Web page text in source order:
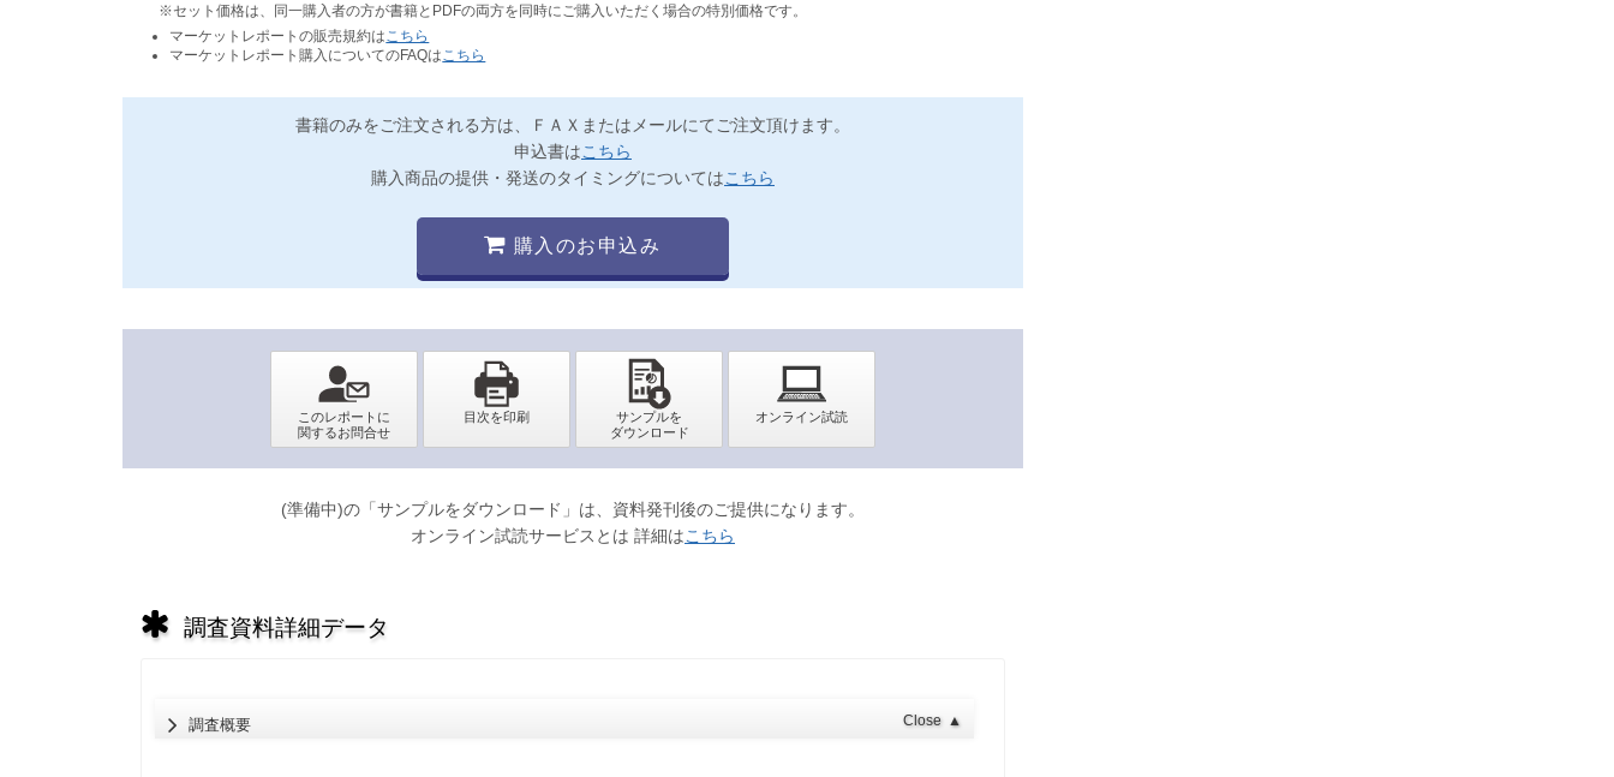
※セット価格は、同一購入者の方が書籍とPDFの両方を同時にご購入いただく場合の特別価格です。
マーケットレポートの販売規約は こちら
マーケットレポート購入についてのFAQは こちら
書籍のみをご注文される方は、ＦＡＸまたはメールにてご注文頂けます。
申込書はこちら
購入商品の提供・発送のタイミングについてはこちら
購入のお申込み
(準備中)の「サンプルをダウンロード」は、資料発刊後のご提供になります。
オンライン試読サービスとは 詳細はこちら
調査資料詳細データ
調査概要 Close ▲